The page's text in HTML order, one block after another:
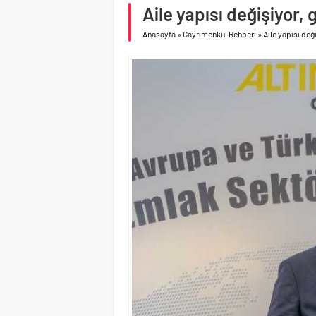
asfalt şimdi de Kocaeli
Geberit Info
Aile yapısı
Anasayfa »Gayrimenkul Rehberi »Aile yapısı